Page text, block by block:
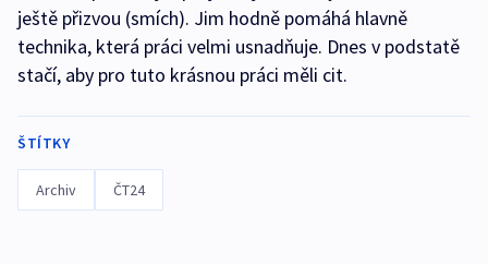
ještě přizvou (smích). Jim hodně pomáhá hlavně
technika, která práci velmi usnadňuje. Dnes v podstatě
stačí, aby pro tuto krásnou práci měli cit.
ŠTÍTKY
Archiv ČT24